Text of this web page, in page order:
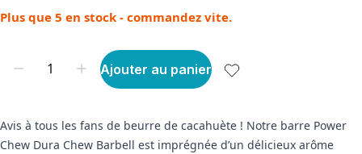
Plus que 5 en stock - commandez vite.
Ajouter au panier
Avis à tous les fans de beurre de cacahuète ! Notre barre Power
Chew Dura Chew Barbell est imprégnée d’un délicieux arôme